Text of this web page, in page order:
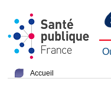
Accueil